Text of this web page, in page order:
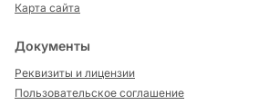
Карта сайта
Документы
Реквизиты и лицензии
Пользовательское соглашение